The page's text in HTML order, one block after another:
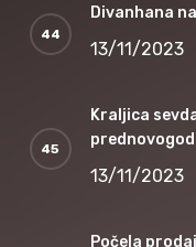
Divanhana
13/11/2023
Kraljica
13/11/2023
Počela